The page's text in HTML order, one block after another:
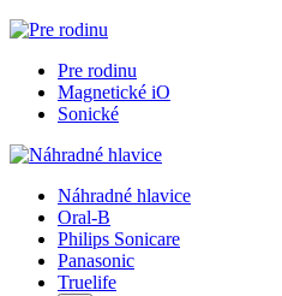
Pre rodinu
Magnetické iO
Sonické
Náhradné hlavice
Oral-B
Philips Sonicare
Panasonic
Truelife